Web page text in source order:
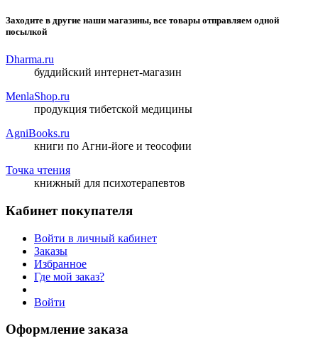
Заходите в другие наши магазины, все товары отправляем одной
посылкой
Dharma.ru
буддийский интернет-магазин
MenlaShop.ru
продукция тибетской медицины
AgniBooks.ru
книги по Агни-йоге и теософии
Точка чтения
книжный для психотерапевтов
Кабинет покупателя
Войти в личный кабинет
Заказы
Избранное
Где мой заказ?
Войти
Оформление заказа